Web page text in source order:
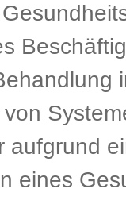
aufgrund
eines